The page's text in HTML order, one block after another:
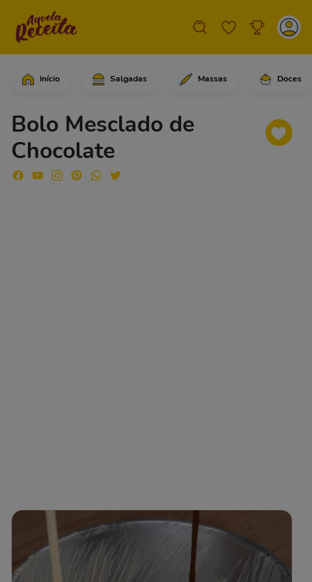
Início Salgadas Massas Doces
Bolo Mesclado de
Chocolate
Em uma tigela, coloque o açúcar e